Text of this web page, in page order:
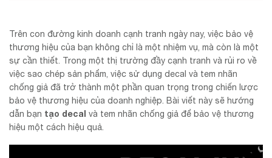
Trên con đường kinh doanh cạnh tranh ngày nay, việc bảo vệ
thương hiệu của bạn không chỉ là một nhiệm vụ, mà còn là một
sự cần thiết. Trong một thị trường đầy cạnh tranh và rủi ro về
việc sao chép sản phẩm, việc sử dụng decal và tem nhãn
chống giả đã trở thành một phần quan trọng trong chiến lược
bảo vệ thương hiệu của doanh nghiệp. Bài viết này sẽ hướng
dẫn bạn tạo decal và tem nhãn chống giả để bảo vệ thương
hiệu một cách hiệu quả.